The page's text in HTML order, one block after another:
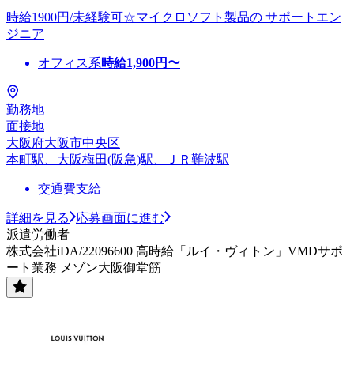
時給1900円/未経験可☆マイクロソフト製品の サポートエン
ジニア
オフィス系時給1,900円〜
勤務地
面接地
大阪府大阪市中央区
本町駅、大阪梅田(阪急)駅、ＪＲ難波駅
交通費支給
詳細を見る
応募画面に進む
派遣労働者
株式会社iDA/22096600 高時給「ルイ・ヴィトン」VMDサポ
ート業務 メゾン大阪御堂筋